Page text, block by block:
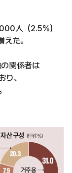
人（2.5%）
た。
関係者は
り、